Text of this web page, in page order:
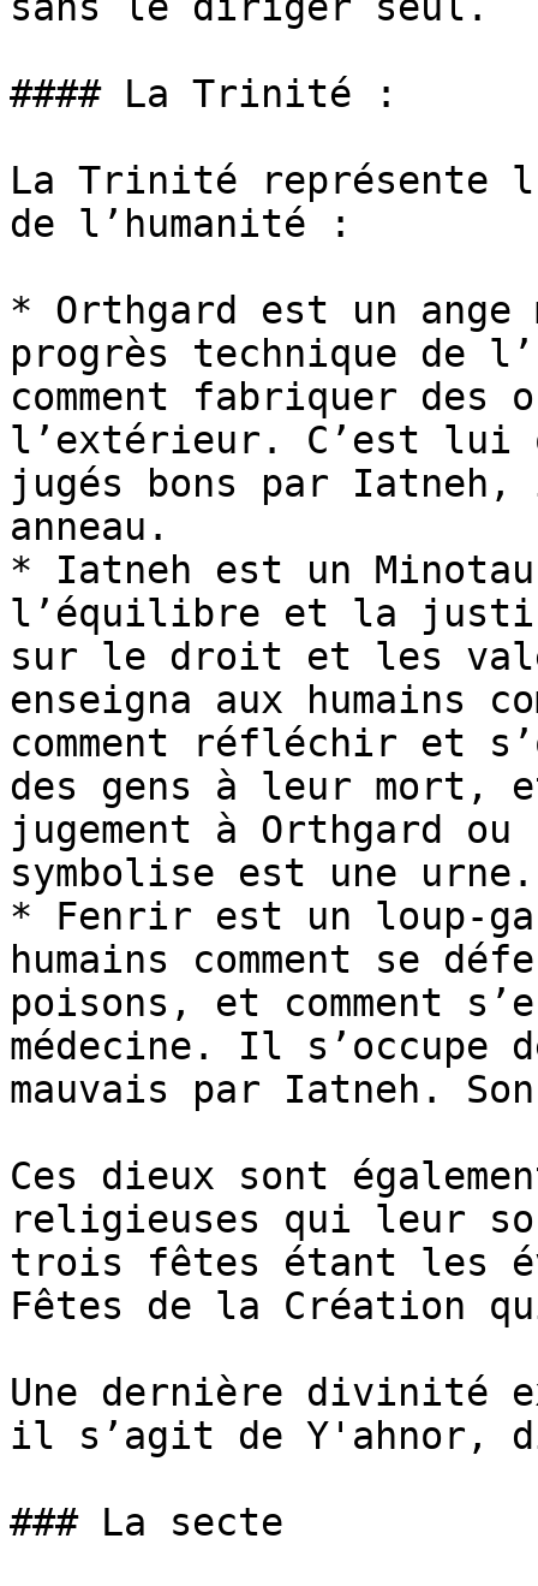
#### La Trinité :
La Trinité représente
de l’humanité :
* Orthgard est un
progrès technique de
comment fabriquer des
l’extérieur. C’est lui
jugés bons par
anneau.
* Iatneh est un
l’équilibre et la
sur le droit et les
enseigna aux humains
comment réfléchir et
des gens à leur mort,
jugement à Orthgard
symbolise est une urne.
* Fenrir est un loup-
humains comment se
poisons, et comment
médecine. Il s’occupe
mauvais par Iatneh.
Ces dieux sont
religieuses qui leur
trois fêtes étant les
Fêtes de la Création
Une dernière divinité
il s’agit de Y'ahnor,
### La secte